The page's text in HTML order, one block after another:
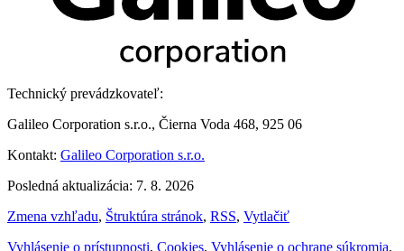
Technický prevádzkovateľ:
Galileo Corporation s.r.o., Čierna Voda 468, 925 06
Kontakt: Galileo Corporation s.r.o.
Posledná aktualizácia: 7. 8. 2026
Zmena vzhľadu, Štruktúra stránok, RSS, Vytlačiť
Vyhlásenie o prístupnosti, Cookies, Vyhlásenie o ochrane súkromia,